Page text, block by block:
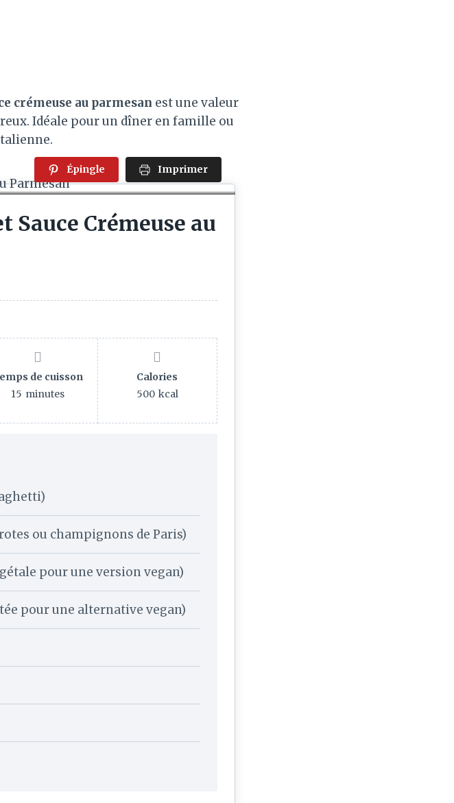
crémeuse au parmesan est une valeur
Idéale pour un dîner en famille ou
Épingle Imprimer
Sauce Crémeuse au
de cuisson
15 minutes
Calories
500 kcal
ou champignons de Paris)
pour une version vegan)
pour une alternative vegan)